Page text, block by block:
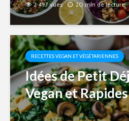
2 497 vues 20 min de lecture
RECETTES VEGAN ET VÉGÉTARIENNES
Idées de Petit
Vegan et Rapides